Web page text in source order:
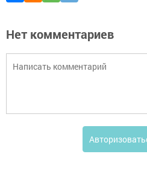
Нет комментариев